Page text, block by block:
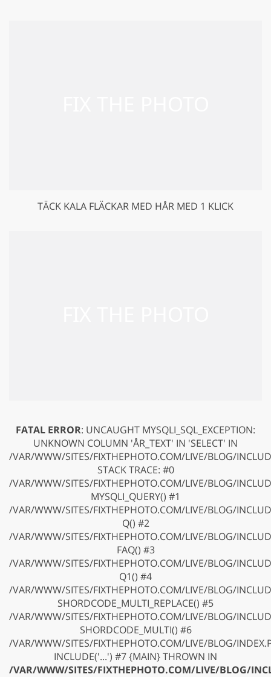
TÄCK KALA FLÄCKAR MED HÅR MED 1 KLICK
FATAL ERROR: UNCAUGHT MYSQLI_SQL_EXCEPTION:
UNKNOWN COLUMN 'ÅR_TEXT' IN 'SELECT' IN
/VAR/WWW/SITES/FIXTHEPHOTO.COM/LIVE/BLOG/
STACK TRACE: #0
/VAR/WWW/SITES/FIXTHEPHOTO.COM/LIVE/BLOG/
MYSQLI_QUERY() #1
/VAR/WWW/SITES/FIXTHEPHOTO.COM/LIVE/BLOG/
Q() #2
/VAR/WWW/SITES/FIXTHEPHOTO.COM/LIVE/BLOG/
FAQ() #3
/VAR/WWW/SITES/FIXTHEPHOTO.COM/LIVE/BLOG/
Q1() #4
/VAR/WWW/SITES/FIXTHEPHOTO.COM/LIVE/BLOG/
SHORDCODE_MULTI_REPLACE() #5
/VAR/WWW/SITES/FIXTHEPHOTO.COM/LIVE/BLOG/
SHORDCODE_MULTI() #6
/VAR/WWW/SITES/FIXTHEPHOTO.COM/LIVE/BLOG/
INCLUDE('...') #7 {MAIN} THROWN IN
/VAR/WWW/SITES/FIXTHEPHOTO.COM/LIVE/BLOG/